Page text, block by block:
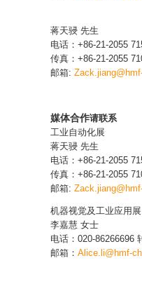
蒋天骎 先生
电话：+86-21-2055
传真：+86-21-2055
邮箱: Zack.jiang
媒体合作请联系
工业自动化展
蒋天骎 先生
电话：+86-21-2055
传真：+86-21-2055
邮箱: Zack.jiang
机器视觉及工业应用展
李嘉慧 女士
电话：020-86266696
邮箱： Alice.li@hmf-